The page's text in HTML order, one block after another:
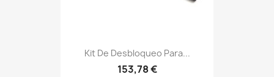
Kit De Desbloqueo Para...
153,78 €